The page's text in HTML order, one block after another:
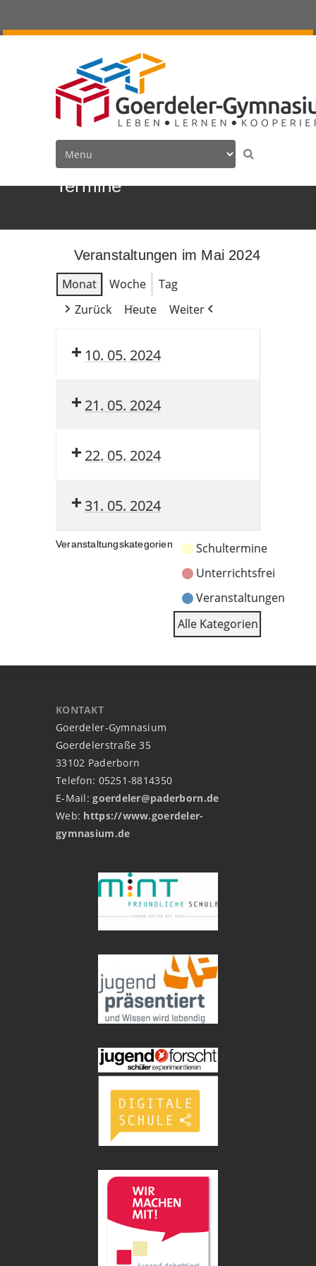
Termine
Veranstaltungen im Mai 2024
Monat
Woche
Tag
Zurück
Heute Weiter
10. 05. 2024
21. 05. 2024
22. 05. 2024
31. 05. 2024
Veranstaltungskategorien
Schultermine
Unterrichtsfrei
Veranstaltungen
Alle Kategorien
KONTAKT
Goerdeler-Gymnasium
Goerdelerstraße 35
33102 Paderborn
Telefon: 05251-8814350
E-Mail:goerdeler@paderborn.de
Web: https://www.goerdeler-
gymnasium.de